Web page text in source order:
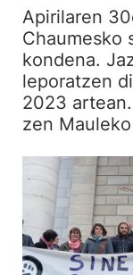
Apirilaren
Chaumesko
kondena.
leporatzen
2023
zen